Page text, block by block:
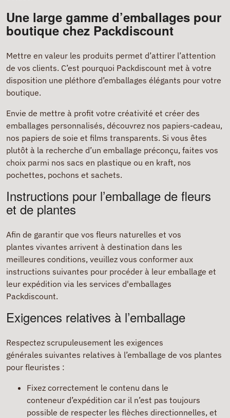
Une large gamme d’emballages pour
boutique chez Packdiscount
Mettre en valeur les produits permet d’attirer l’attention
de vos clients. C’est pourquoi Packdiscount met à votre
disposition une pléthore d’emballages élégants pour votre
boutique.
Envie de mettre à profit votre créativité et créer des
emballages personnalisés, découvrez nos papiers-cadeau,
nos papiers de soie et films transparents. Si vous êtes
plutôt à la recherche d’un emballage préconçu, faites vos
choix parmi nos sacs en plastique ou en kraft, nos
pochettes, pochons et sachets.
Instructions pour l’emballage de fleurs
et de plantes
Afin de garantir que vos fleurs naturelles et vos
plantes vivantes arrivent à destination dans les
meilleures conditions, veuillez vous conformer aux
instructions suivantes pour procéder à leur emballage et
leur expédition via les services d'emballages
Packdiscount.
Exigences relatives à l’emballage
Respectez scrupuleusement les exigences
générales suivantes relatives à l’emballage de vos plantes
pour fleuristes :
Fixez correctement le contenu dans le
conteneur d’expédition car il n’est pas toujours
possible de respecter les flèches directionnelles, et